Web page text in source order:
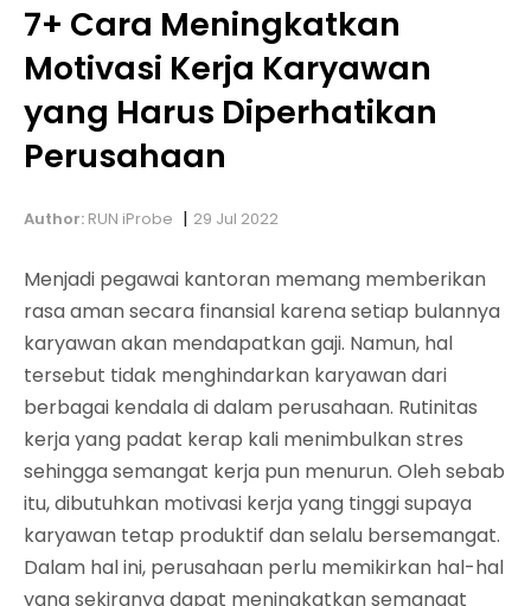
7+ Cara Meningkatkan
Motivasi Kerja Karyawan
yang Harus Diperhatikan
Perusahaan
Author: RUN iProbe | 29 Jul 2022
Menjadi pegawai kantoran memang memberikan
rasa aman secara finansial karena setiap bulannya
karyawan akan mendapatkan gaji. Namun, hal
tersebut tidak menghindarkan karyawan dari
berbagai kendala di dalam perusahaan. Rutinitas
kerja yang padat kerap kali menimbulkan stres
sehingga semangat kerja pun menurun. Oleh sebab
itu, dibutuhkan motivasi kerja yang tinggi supaya
karyawan tetap produktif dan selalu bersemangat.
Dalam hal ini, perusahaan perlu memikirkan hal-hal
yang sekiranya dapat meningkatkan semangat